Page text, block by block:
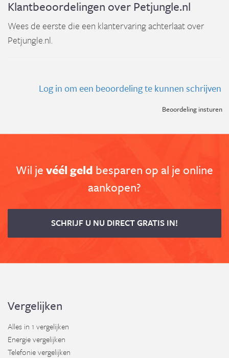
Klantbeoordelingen over Petjungle.nl
Wees de eerste die een klantervaring achterlaat over
Petjungle.nl.
Log in om een beoordeling te kunnen schrijven
Beoordeling insturen
Wil jevéél geld besparen op al je online
aankopen?
SCHRIJF U NU DIRECT GRATIS IN!
Vergelijken
Alles in 1 vergelijken
Energie vergelijken
Telefonie vergelijken